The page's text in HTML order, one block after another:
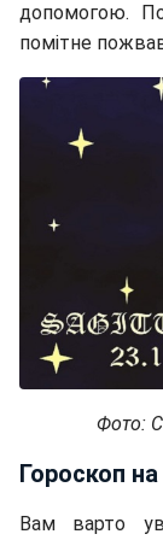
допомогою.
помітне
Фото:
Гороскоп
Вам варто